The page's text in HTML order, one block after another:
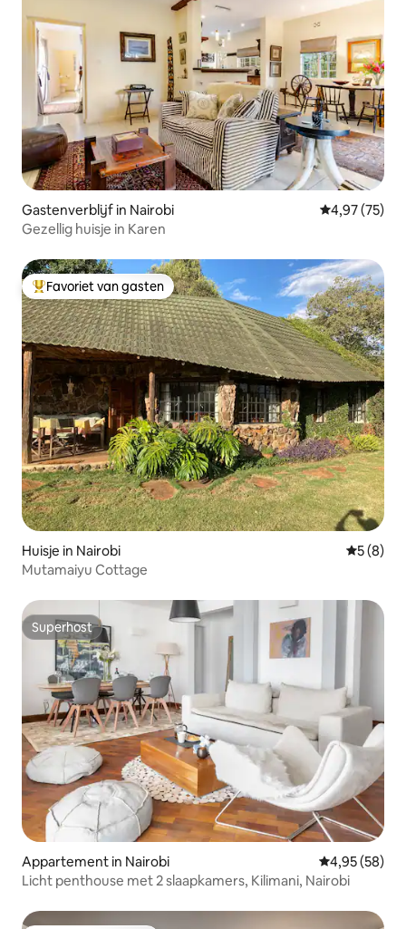
Gastenverblijf in Nairobi Gemiddelde
4,97 (75)
Gezellig huisje in Karen
Topfavoriet van gasten
Favoriet van gasten
Huisje in Nairobi
5 (8)
Mutamaiyu Cottage
Superhost
Superhost
Appartement in Nairobi Gemiddelde
4,95 (58)
Licht penthouse met 2 slaapkamers, Kilimani, Nairobi